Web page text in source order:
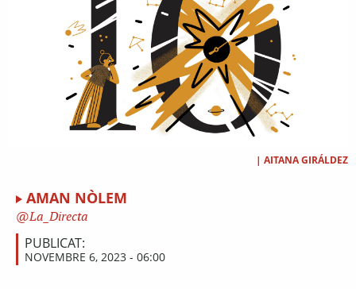
| AITANA GIRÁLDEZ
AMAN NÒLEM
La_Directa
PUBLICAT:
NOVEMBRE 6, 2023 - 06:00